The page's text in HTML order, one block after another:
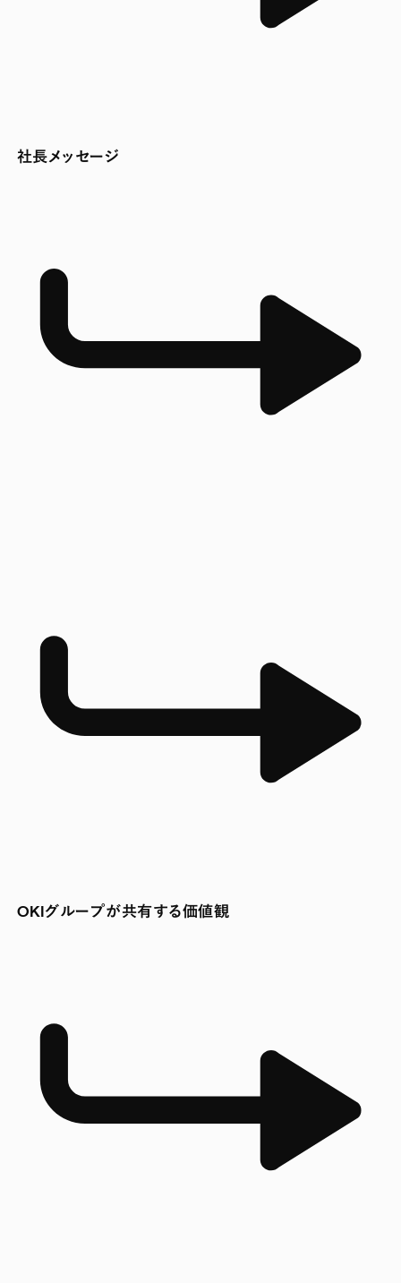
社長メッセージ
OKIグループが共有する価値観